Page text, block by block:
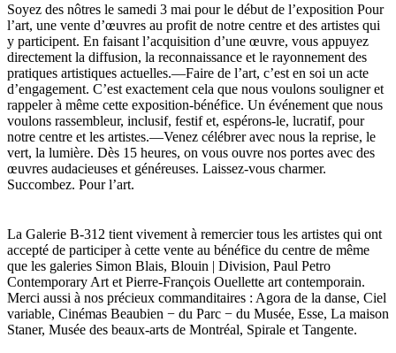
Soyez des nôtres le samedi 3 mai pour le début de l’exposition Pour
l’art, une vente d’œuvres au profit de notre centre et des artistes qui
y participent. En faisant l’acquisition d’une œuvre, vous appuyez
directement la diffusion, la reconnaissance et le rayonnement des
pratiques artistiques actuelles.—Faire de l’art, c’est en soi un acte
d’engagement. C’est exactement cela que nous voulons souligner et
rappeler à même cette exposition-bénéfice. Un événement que nous
voulons rassembleur, inclusif, festif et, espérons-le, lucratif, pour
notre centre et les artistes.—Venez célébrer avec nous la reprise, le
vert, la lumière. Dès 15 heures, on vous ouvre nos portes avec des
œuvres audacieuses et généreuses. Laissez-vous charmer.
Succombez. Pour l’art.
La Galerie B-312 tient vivement à remercier tous les artistes qui ont
accepté de participer à cette vente au bénéfice du centre de même
que les galeries Simon Blais, Blouin | Division, Paul Petro
Contemporary Art et Pierre-François Ouellette art contemporain.
Merci aussi à nos précieux commanditaires : Agora de la danse, Ciel
variable, Cinémas Beaubien − du Parc − du Musée, Esse, La maison
Staner, Musée des beaux-arts de Montréal, Spirale et Tangente.